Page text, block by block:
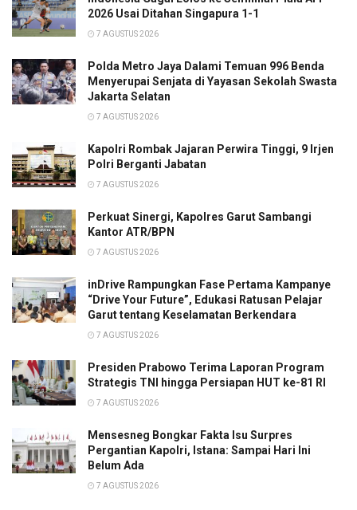
2026 Usai Ditahan Singapura 1-1
7 AGUSTUS 2026
Polda Metro Jaya Dalami Temuan 996 Benda
Menyerupai Senjata di Yayasan Sekolah Swasta
Jakarta Selatan
7 AGUSTUS 2026
Kapolri Rombak Jajaran Perwira Tinggi, 9 Irjen
Polri Berganti Jabatan
7 AGUSTUS 2026
Perkuat Sinergi, Kapolres Garut Sambangi
Kantor ATR/BPN
7 AGUSTUS 2026
inDrive Rampungkan Fase Pertama Kampanye
“Drive Your Future”, Edukasi Ratusan Pelajar
Garut tentang Keselamatan Berkendara
7 AGUSTUS 2026
Presiden Prabowo Terima Laporan Program
Strategis TNI hingga Persiapan HUT ke-81 RI
7 AGUSTUS 2026
Mensesneg Bongkar Fakta Isu Surpres
Pergantian Kapolri, Istana: Sampai Hari Ini
Belum Ada
7 AGUSTUS 2026